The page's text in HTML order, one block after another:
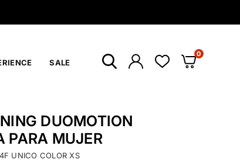
SALE
0
DUOMOTION
PARA MUJER
UNICO COLOR XS